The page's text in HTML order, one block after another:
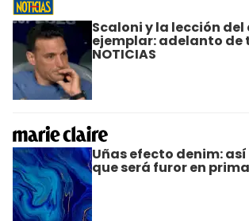
Scaloni y la lección
ejemplar: adelanto de
NOTICIAS
Uñas efecto denim:
que será furor en